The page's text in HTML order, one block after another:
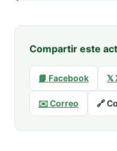
Compartir este
📘 Facebook 𝕏
✉️ Correo 🔗